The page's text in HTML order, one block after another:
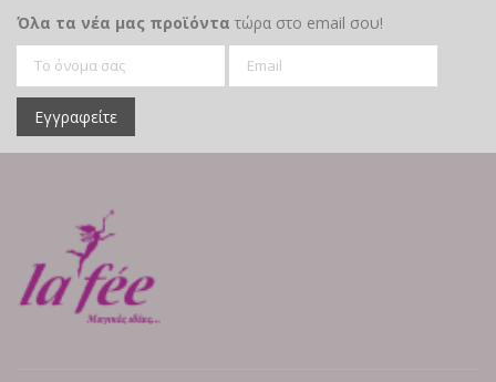
Όλα τα νέα μας προϊόντα τώρα στο email σου!
Εγγραφείτε